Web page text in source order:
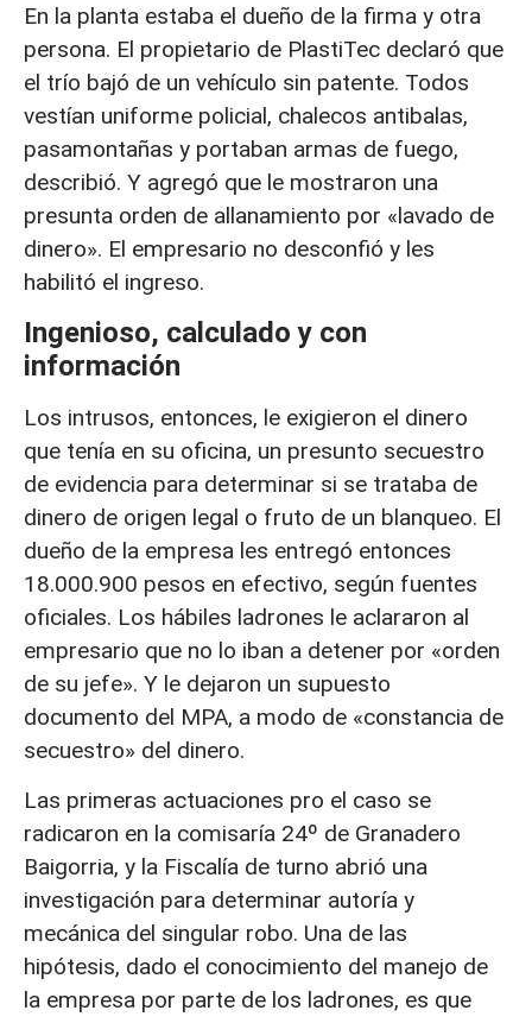
En la planta estaba el dueño de la firma y otra
persona. El propietario de PlastiTec declaró que
el trío bajó de un vehículo sin patente. Todos
vestían uniforme policial, chalecos antibalas,
pasamontañas y portaban armas de fuego,
describió. Y agregó que le mostraron una
presunta orden de allanamiento por «lavado de
dinero». El empresario no desconfió y les
habilitó el ingreso.
Ingenioso, calculado y con
información
Los intrusos, entonces, le exigieron el dinero
que tenía en su oficina, un presunto secuestro
de evidencia para determinar si se trataba de
dinero de origen legal o fruto de un blanqueo. El
dueño de la empresa les entregó entonces
18.000.900 pesos en efectivo, según fuentes
oficiales. Los hábiles ladrones le aclararon al
empresario que no lo iban a detener por «orden
de su jefe». Y le dejaron un supuesto
documento del MPA, a modo de «constancia de
secuestro» del dinero.
Las primeras actuaciones pro el caso se
radicaron en la comisaría 24º de Granadero
Baigorria, y la Fiscalía de turno abrió una
investigación para determinar autoría y
mecánica del singular robo. Una de las
hipótesis, dado el conocimiento del manejo de
la empresa por parte de los ladrones, es que